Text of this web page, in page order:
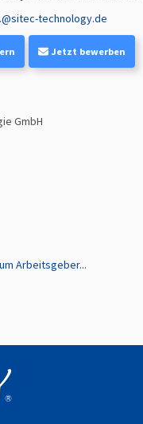
technology.de
Jetzt bewerben
GmbH
Arbeitsgeber...